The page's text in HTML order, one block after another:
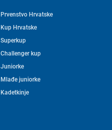
Prvenstvo Hrvatske
Kup Hrvatske
Superkup
Challenger kup
Juniorke
Mlađe juniorke
Kadetkinje